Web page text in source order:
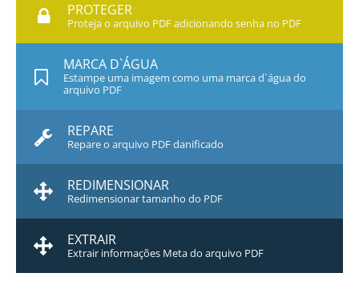
PROTEGER
Proteja o arquivo PDF adicionando senha no PDF
MARCA D`ÁGUA
Estampe uma imagem como uma marca d`água do
arquivo PDF
REPARE
Repare o arquivo PDF danificado
REDIMENSIONAR
Redimensionar tamanho do PDF
EXTRAIR
Extrair informações Meta do arquivo PDF